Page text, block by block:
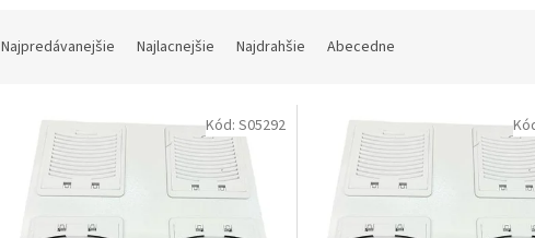
Najpredávanejšie Najlacnejšie Najdrahšie Abecedne
Výpis produktov Kód: S05292